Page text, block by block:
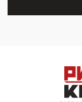
Честно говоря,
российские
Маска (отца Ил...